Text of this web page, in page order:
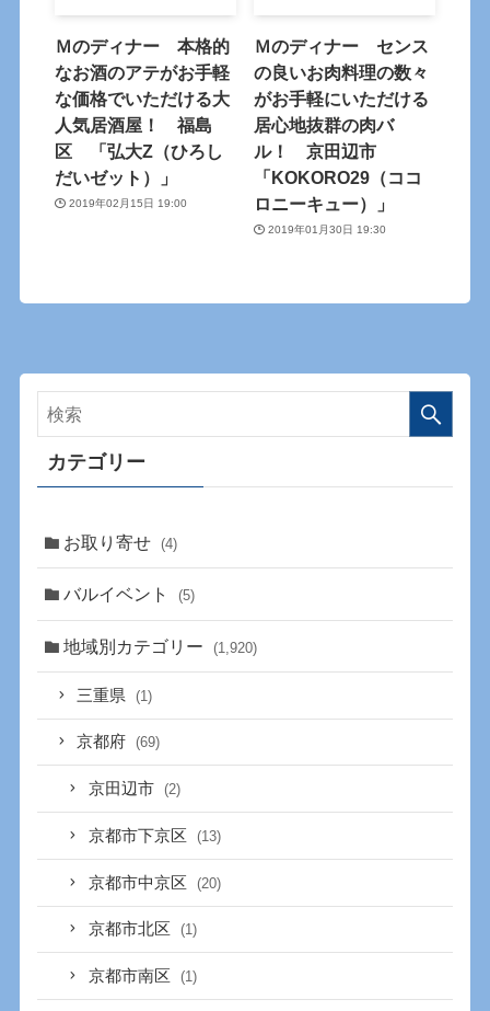
Ｍのディナー 本格的
なお酒のアテがお手軽
な価格でいただける大
人気居酒屋！ 福島
区 「弘大Z（ひろし
だいゼット）」
2019年02月15日 19:00
Ｍのディナー センス
の良いお肉料理の数々
がお手軽にいただける
居心地抜群の肉バ
ル！ 京田辺市
「KOKORO29（ココ
ロニーキュー）」
2019年01月30日 19:30
カテゴリー
お取り寄せ (4)
バルイベント (5)
地域別カテゴリー (1,920)
三重県 (1)
京都府 (69)
京田辺市 (2)
京都市下京区 (13)
京都市中京区 (20)
京都市北区 (1)
京都市南区 (1)